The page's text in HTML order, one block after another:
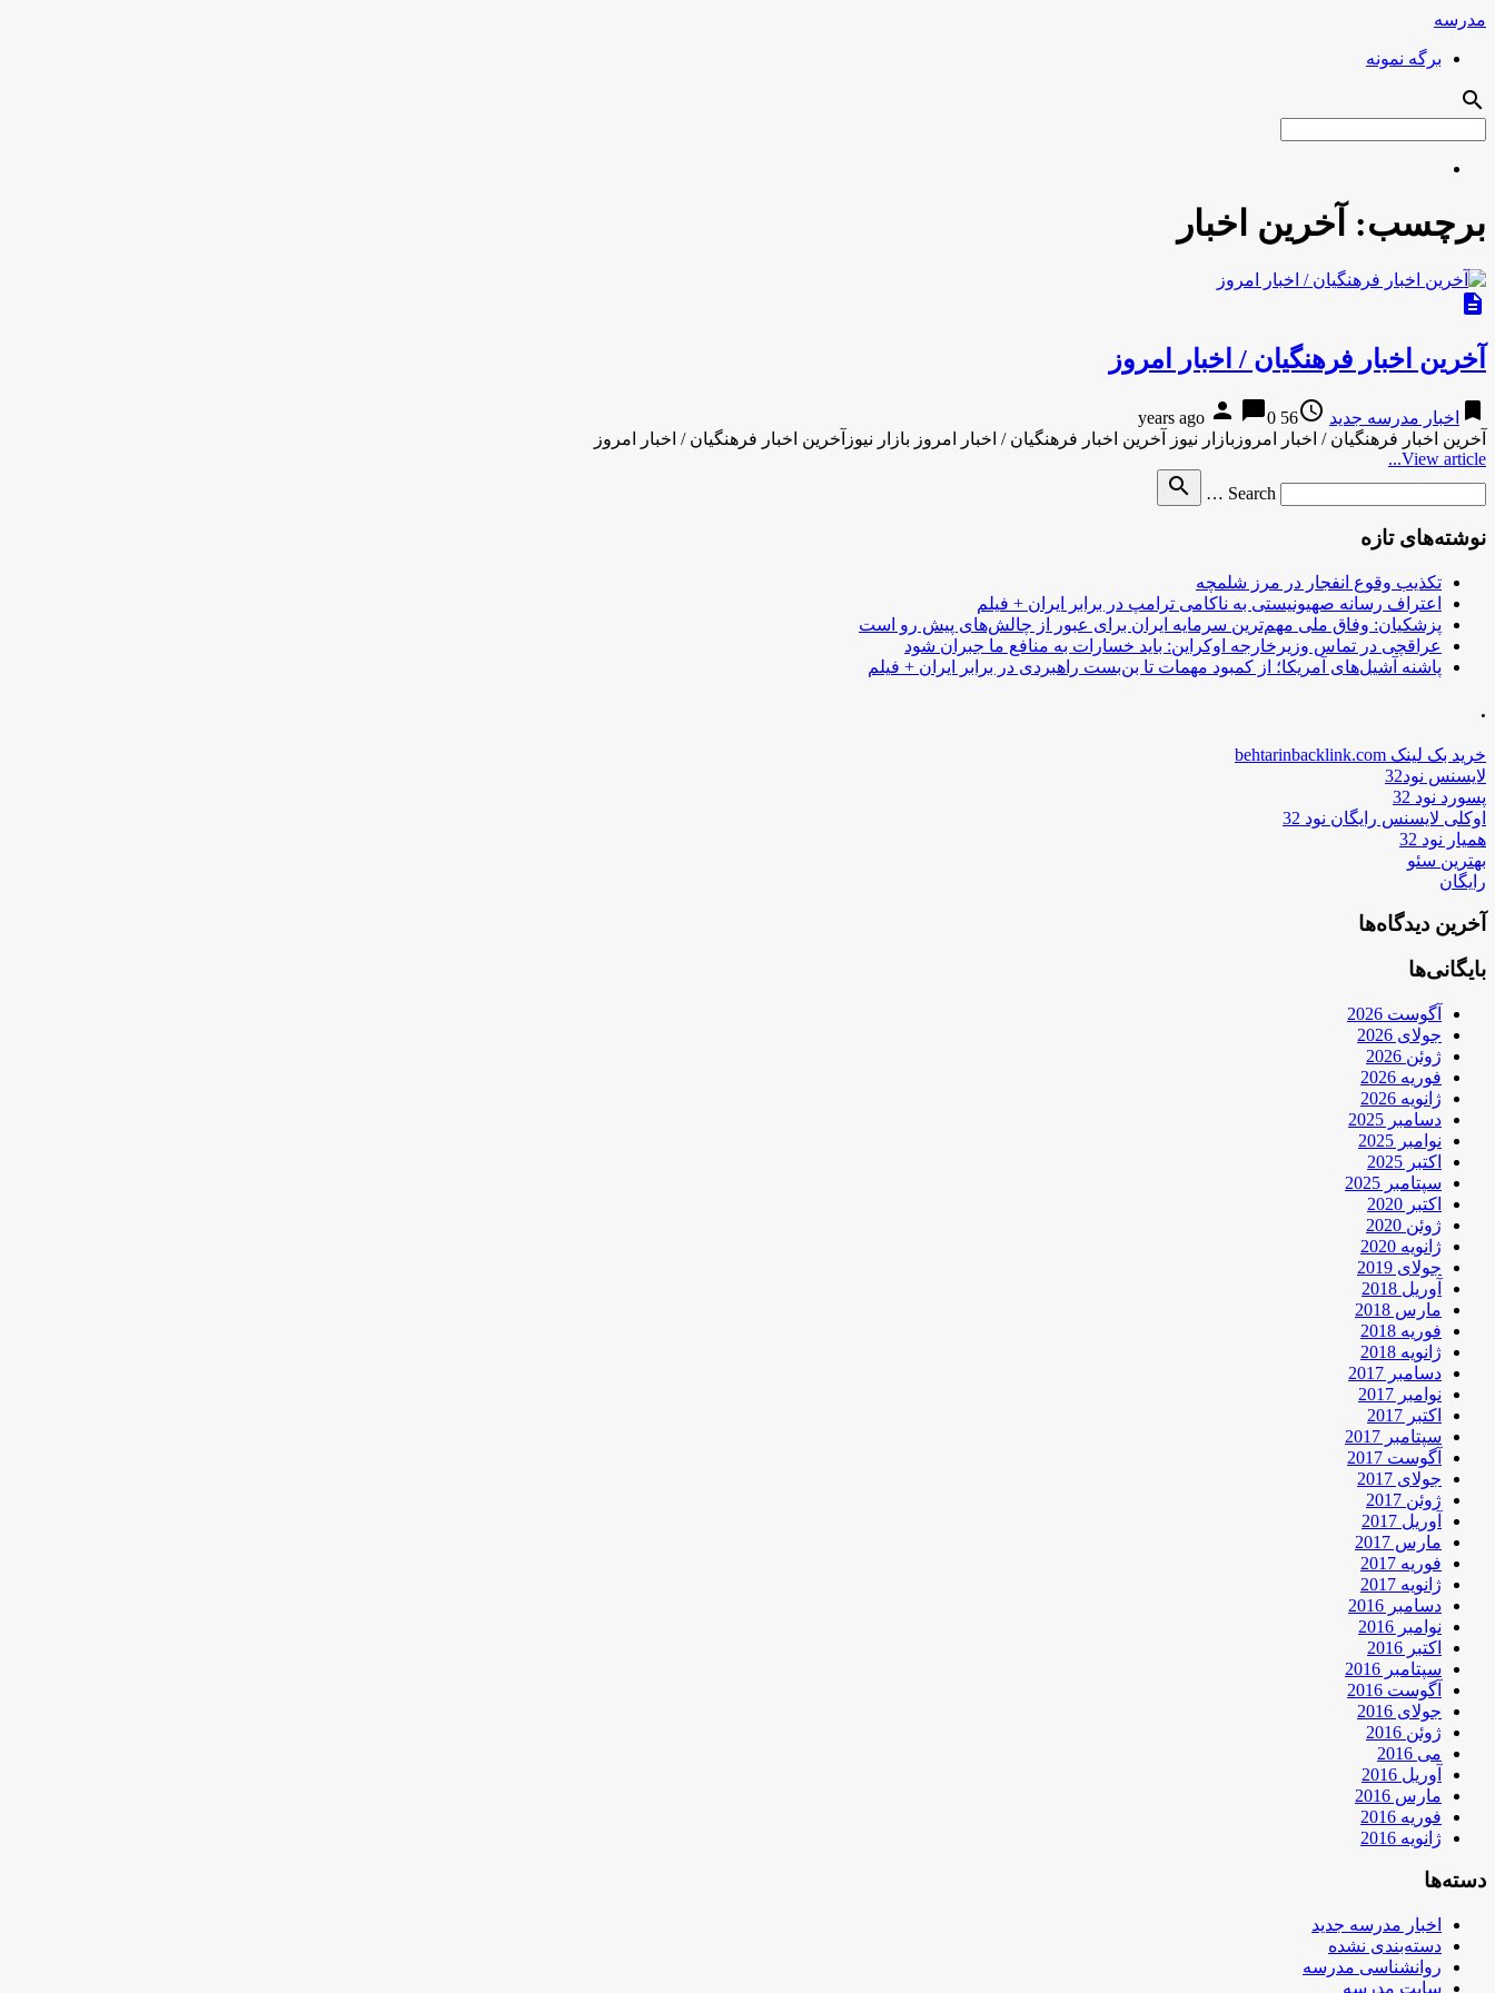
مدرسه
برگه نمونه
search
برچسب: آخرین اخبار
description
آخرین اخبار فرهنگیان / اخبار امروز
bookmark اخبار مدرسه جدید access_time
56 years ago
person chat_bubble0
آخرین اخبار فرهنگیان / اخبار امروزبازار نیوز آخرین اخبار فرهنگیان / اخبار امروز بازار نیوزآخرین اخبار فرهنگیان / اخبار امروز
View article...
Search …
search
نوشته‌های تازه
تکذیب وقوع انفجار در مرز شلمچه
اعتراف رسانه صهیونیستی به ناکامی ترامپ در برابر ایران + فیلم
پزشکیان: وفاق ملی مهم‌ترین سرمایه ایران برای عبور از چالش‌های پیش رو است
عراقچی در تماس وزیرخارجه اوکراین: باید خسارات به منافع ما جبران شود
پاشنه آشیل‌های آمریکا؛ از کمبود مهمات تا بن‌بست راهبردی در برابر ایران + فیلم
.
خرید بک لینک behtarinbacklink.com
لایسنس نود32
پسورد نود 32
اوکلی لایسنس رایگان نود 32
همیار نود 32
بهترین سئو
رایگان
آخرین دیدگاه‌ها
بایگانی‌ها
آگوست 2026
جولای 2026
ژوئن 2026
فوریه 2026
ژانویه 2026
دسامبر 2025
نوامبر 2025
اکتبر 2025
سپتامبر 2025
اکتبر 2020
ژوئن 2020
ژانویه 2020
جولای 2019
آوریل 2018
مارس 2018
فوریه 2018
ژانویه 2018
دسامبر 2017
نوامبر 2017
اکتبر 2017
سپتامبر 2017
آگوست 2017
جولای 2017
ژوئن 2017
آوریل 2017
مارس 2017
فوریه 2017
ژانویه 2017
دسامبر 2016
نوامبر 2016
اکتبر 2016
سپتامبر 2016
آگوست 2016
جولای 2016
ژوئن 2016
می 2016
آوریل 2016
مارس 2016
فوریه 2016
ژانویه 2016
دسته‌ها
اخبار مدرسه جدید
دسته‌بندی نشده
روانشناسی مدرسه
سایت مدرسه